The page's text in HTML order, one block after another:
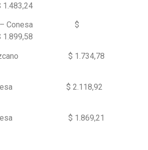
– Conesa $
Erézcano $ 1.734,78
– Conesa $ 2.118,92
– Conesa $ 1.869,21